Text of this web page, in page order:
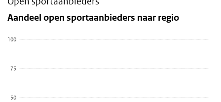
Sla de grafiek 'Aandeel open sportaanbieders naar regio' over en
Aandeel open sportaanbieders naar regio
Bekijk als data tabel.
De grafiek heeft 1 Y-as die values weergeeft.
Aandeel open sportaanbieders naar regio
50
75
100